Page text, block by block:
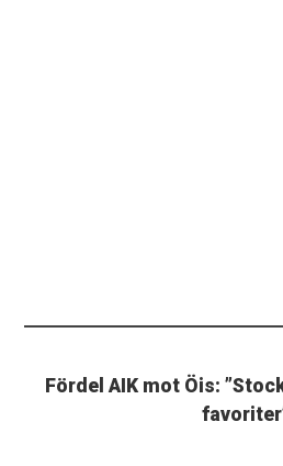
Fördel AIK mot Öis: